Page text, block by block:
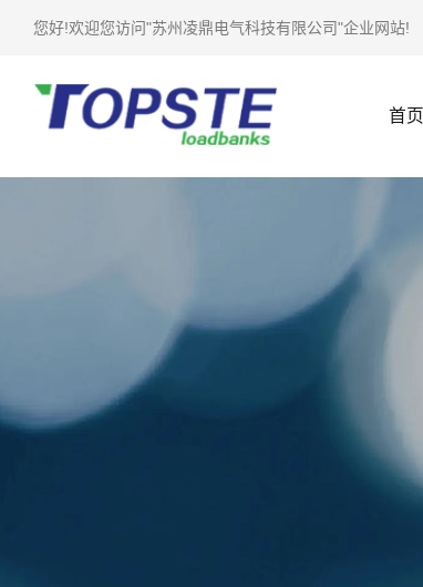
您好!欢迎您访问"苏州凌鼎电气科技有限公司"企业网站!
首页